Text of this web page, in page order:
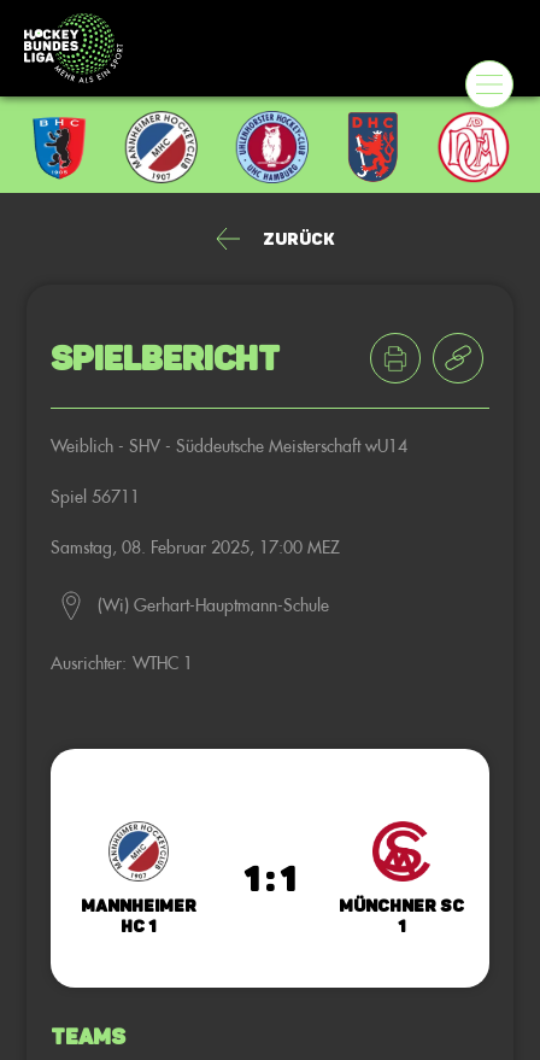
Zurück
Spielbericht
Weiblich - SHV - Süddeutsche Meisterschaft wU14
Spiel 56711
Samstag, 08. Februar 2025, 17:00 MEZ
(Wi) Gerhart-Hauptmann-Schule
Ausrichter: WTHC 1
Mannheimer
HC 1
1 : 1
Münchner SC
1
Teams